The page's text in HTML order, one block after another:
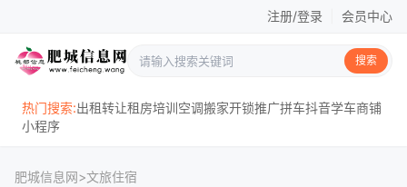
注册/登录 会员中心
搜索
热门搜索:出租转让租房培训空调搬家开锁推广拼车抖音学车商铺
小程序
肥城信息网>文旅住宿